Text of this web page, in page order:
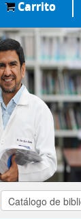
Carrito